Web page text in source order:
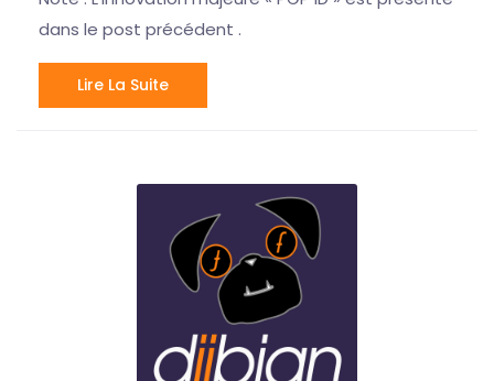
dans le post précédent .
Lire La Suite